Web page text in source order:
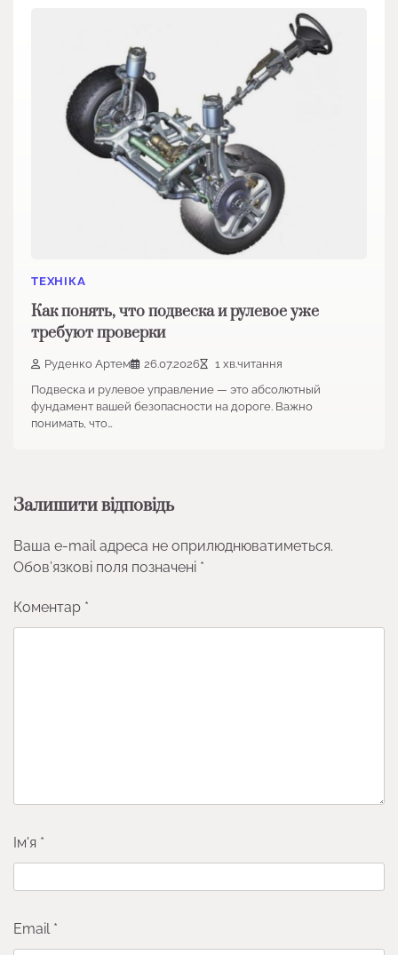
ТЕХНІКА
Как понять, что подвеска и рулевое уже
требуют проверки
Руденко Артем 26.07.2026
1 хв.читання
Подвеска и рулевое управление — это абсолютный
фундамент вашей безопасности на дороге. Важно
понимать, что…
Залишити відповідь
Ваша e-mail адреса не оприлюднюватиметься.
Обов’язкові поля позначені *
Коментар *
Ім'я *
Email *